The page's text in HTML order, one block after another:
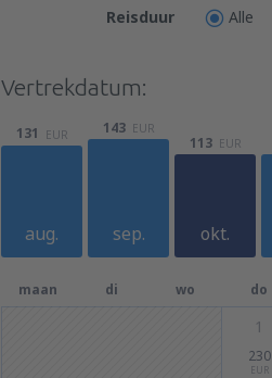
Reisduur Alle
Vertrekdatum:
aug.
131 EUR
sep.
143 EUR
okt.
113 EUR
maan di wo do
1
230
EUR